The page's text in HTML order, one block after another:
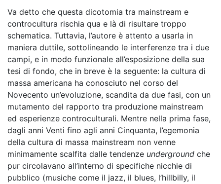
Va detto che questa dicotomia tra mainstream e
controcultura rischia qua e là di risultare troppo
schematica. Tuttavia, l’autore è attento a usarla in
maniera duttile, sottolineando le interferenze tra i due
campi, e in modo funzionale all’esposizione della sua
tesi di fondo, che in breve è la seguente: la cultura di
massa americana ha conosciuto nel corso del
Novecento un’evoluzione, scandita da due fasi, con un
mutamento del rapporto tra produzione mainstream
ed esperienze controculturali. Mentre nella prima fase,
dagli anni Venti fino agli anni Cinquanta, l’egemonia
della cultura di massa mainstream non venne
minimamente scalfita dalle tendenze underground che
pur circolavano all’interno di specifiche nicchie di
pubblico (musiche come il jazz, il blues, l’hillbilly, il